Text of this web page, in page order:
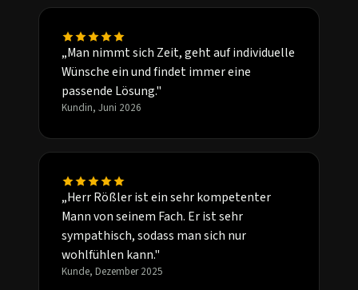
„Man nimmt sich Zeit, geht auf individuelle
Wünsche ein und findet immer eine
passende Lösung."
Kundin, Juni 2026
„Herr Rößler ist ein sehr kompetenter
Mann von seinem Fach. Er ist sehr
sympathisch, sodass man sich nur
wohlfühlen kann."
Kunde, Dezember 2025